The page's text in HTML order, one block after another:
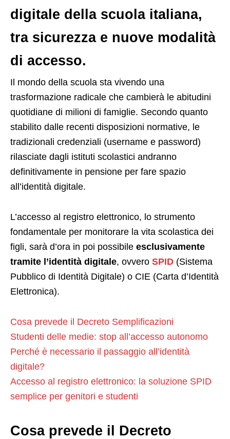
digitale della scuola italiana,
tra sicurezza e nuove modalità
di accesso.
I l mondo della scuola sta vivendo una
trasformazione radicale che cambierà le abitudini
quotidiane di milioni di famiglie. Secondo quanto
stabilito dalle recenti disposizioni normative, le
tradizionali credenziali (username e password)
rilasciate dagli istituti scolastici andranno
definitivamente in pensione per fare spazio
all’identità digitale.
L’accesso al registro elettronico, lo strumento
fondamentale per monitorare la vita scolastica dei
figli, sarà d’ora in poi possibile esclusivamente
tramite l’identità digitale, ovvero SPID (Sistema
Pubblico di Identità Digitale) o CIE (Carta d’Identità
Elettronica).
Cosa prevede il Decreto Semplificazioni
Studenti delle medie: stop all’accesso autonomo
Perché è necessario il passaggio all’identità
digitale?
Accesso al registro elettronico: la soluzione SPID
semplice per genitori e studenti
Cosa prevede il Decreto